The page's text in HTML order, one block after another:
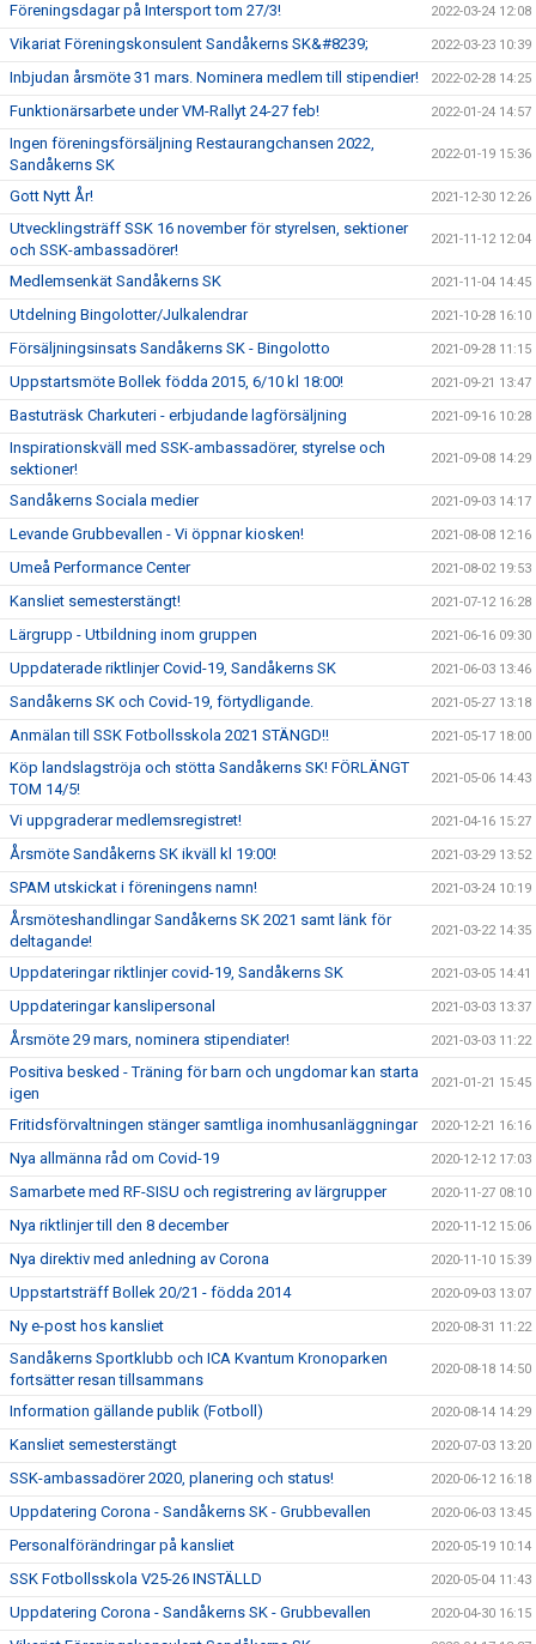
Föreningsdagar på Intersport tom 27/3! 2022-03-24 12:08
Vikariat Föreningskonsulent Sandåkerns SK&#8239; 2022-03-23 10:39
Inbjudan årsmöte 31 mars. Nominera medlem till stipendier! 2022-02-28 14:25
Funktionärsarbete under VM-Rallyt 24-27 feb! 2022-01-24 14:57
Ingen föreningsförsäljning Restaurangchansen 2022,
Sandåkerns SK
2022-01-19 15:36
Gott Nytt År! 2021-12-30 12:26
Utvecklingsträff SSK 16 november för styrelsen, sektioner
och SSK-ambassadörer!
2021-11-12 12:04
Medlemsenkät Sandåkerns SK 2021-11-04 14:45
Utdelning Bingolotter/Julkalendrar 2021-10-28 16:10
Försäljningsinsats Sandåkerns SK - Bingolotto 2021-09-28 11:15
Uppstartsmöte Bollek födda 2015, 6/10 kl 18:00! 2021-09-21 13:47
Bastuträsk Charkuteri - erbjudande lagförsäljning 2021-09-16 10:28
Inspirationskväll med SSK-ambassadörer, styrelse och
sektioner!
2021-09-08 14:29
Sandåkerns Sociala medier 2021-09-03 14:17
Levande Grubbevallen - Vi öppnar kiosken! 2021-08-08 12:16
Umeå Performance Center 2021-08-02 19:53
Kansliet semesterstängt! 2021-07-12 16:28
Lärgrupp - Utbildning inom gruppen 2021-06-16 09:30
Uppdaterade riktlinjer Covid-19, Sandåkerns SK 2021-06-03 13:46
Sandåkerns SK och Covid-19, förtydligande. 2021-05-27 13:18
Anmälan till SSK Fotbollsskola 2021 STÄNGD!! 2021-05-17 18:00
Köp landslagströja och stötta Sandåkerns SK! FÖRLÄNGT
TOM 14/5!
2021-05-06 14:43
Vi uppgraderar medlemsregistret! 2021-04-16 15:27
Årsmöte Sandåkerns SK ikväll kl 19:00! 2021-03-29 13:52
SPAM utskickat i föreningens namn! 2021-03-24 10:19
Årsmöteshandlingar Sandåkerns SK 2021 samt länk för
deltagande!
2021-03-22 14:35
Uppdateringar riktlinjer covid-19, Sandåkerns SK 2021-03-05 14:41
Uppdateringar kanslipersonal 2021-03-03 13:37
Årsmöte 29 mars, nominera stipendiater! 2021-03-03 11:22
Positiva besked - Träning för barn och ungdomar kan starta
igen
2021-01-21 15:45
Fritidsförvaltningen stänger samtliga inomhusanläggningar 2020-12-21 16:16
Nya allmänna råd om Covid-19 2020-12-12 17:03
Samarbete med RF-SISU och registrering av lärgrupper 2020-11-27 08:10
Nya riktlinjer till den 8 december 2020-11-12 15:06
Nya direktiv med anledning av Corona 2020-11-10 15:39
Uppstartsträff Bollek 20/21 - födda 2014 2020-09-03 13:07
Ny e-post hos kansliet 2020-08-31 11:22
Sandåkerns Sportklubb och ICA Kvantum Kronoparken
fortsätter resan tillsammans
2020-08-18 14:50
Information gällande publik (Fotboll) 2020-08-14 14:29
Kansliet semesterstängt 2020-07-03 13:20
SSK-ambassadörer 2020, planering och status! 2020-06-12 16:18
Uppdatering Corona - Sandåkerns SK - Grubbevallen 2020-06-03 13:45
Personalförändringar på kansliet 2020-05-19 10:14
SSK Fotbollsskola V25-26 INSTÄLLD 2020-05-04 11:43
Uppdatering Corona - Sandåkerns SK - Grubbevallen 2020-04-30 16:15